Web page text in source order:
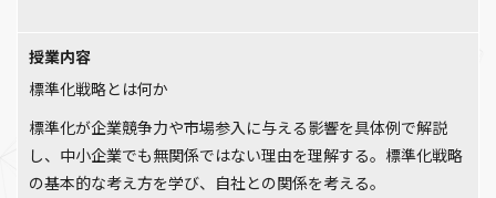
授業内容
標準化戦略とは何か
標準化が企業競争力や市場参入に与える影響を具体例で解説
し、中小企業でも無関係ではない理由を理解する。標準化戦略
の基本的な考え方を学び、自社との関係を考える。